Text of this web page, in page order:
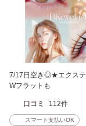
7/17日空き◎★エクステ
Wフラットも
口コミ 112件
スマート支払いOK